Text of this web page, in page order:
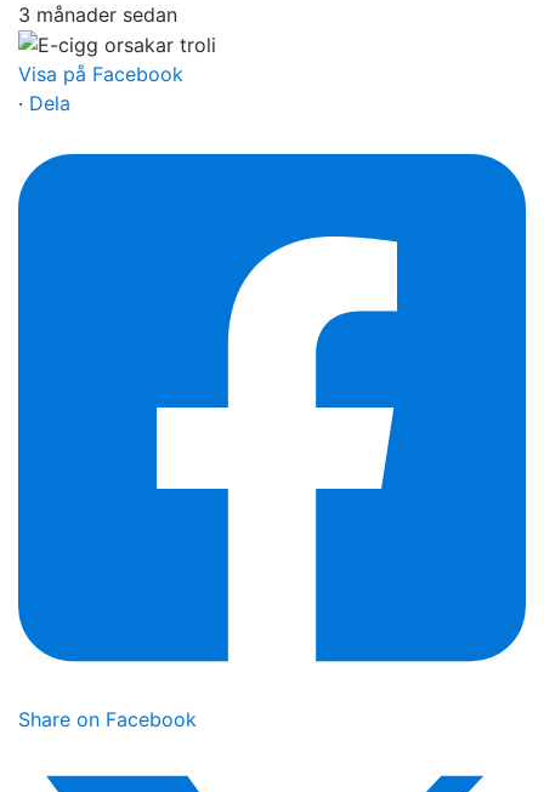
3 månader sedan
Visa på Facebook
· Dela
Share on Facebook